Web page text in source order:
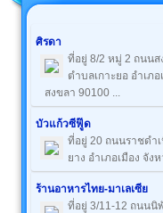
ศิรดา
ที่อยู่ 8/2 หมู่ 2 ถนนส
ตำบลเกาะยอ อำเภ
สงขลา 90100 ...
บัวแก้วซีฟู๊ด
ที่อยู่ 20 ถนนราชดำ
ยาง อำเภอเมือง จัง
ร้านอาหารไทย-มาเลเซีย
ที่อยู่ 3/11-12 ถนนนิ